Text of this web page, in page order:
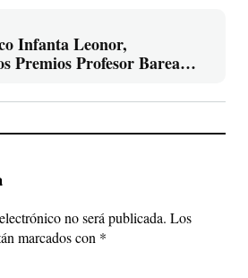
Infanta Leonor,
Premios Profesor Barea
no será publicada. Los
marcados con *